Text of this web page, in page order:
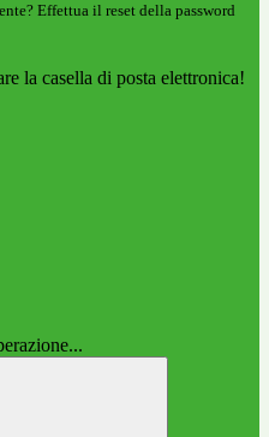
Effettua il reset della password
la casella di posta elettronica!